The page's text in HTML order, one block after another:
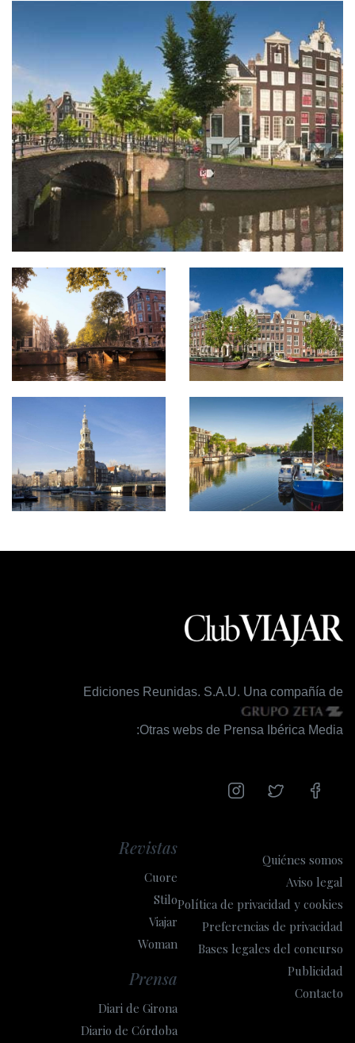
Ediciones Reunidas. S.A.U. Una compañía de
Otras webs de Prensa Ibérica Media:
Quiénes somos
Aviso legal
Política de privacidad y cookies
Preferencias de privacidad
Bases legales del concurso
Publicidad
Contacto
Revistas
Cuore
Stilo
Viajar
Woman
Prensa
Diari de Girona
Diario de Córdoba